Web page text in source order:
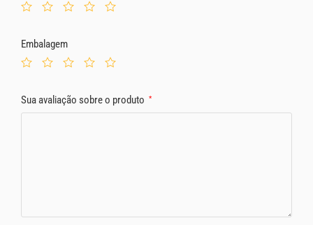
Embalagem
Sua avaliação sobre o produto *